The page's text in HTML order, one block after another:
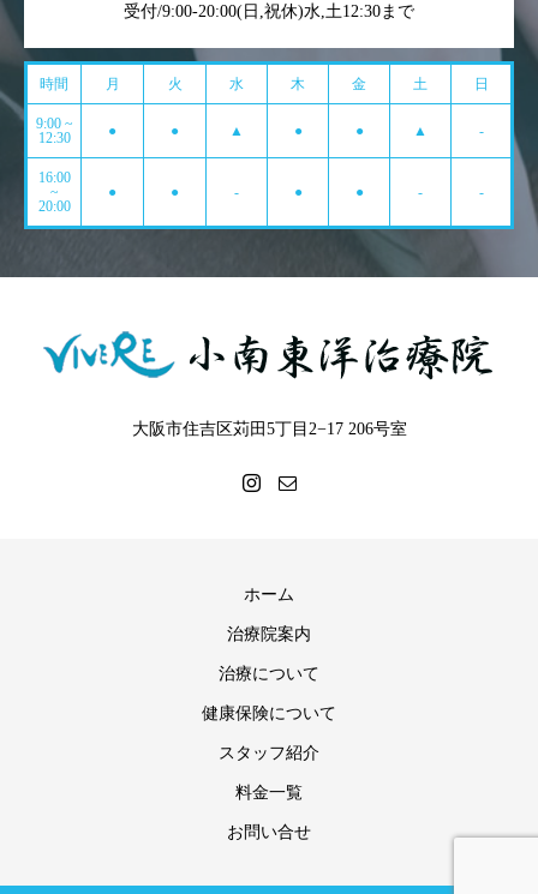
受付/9:00-20:00(日,祝休)水,土12:30まで
時間 月 火 水 木 金 土 日
9:00 ~
12:30
● ● ▲ ● ● ▲ -
16:00
~
20:00
● ● - ● ● - -
大阪市住吉区苅田5丁目2−17 206号室
ホーム
治療院案内
治療について
健康保険について
スタッフ紹介
料金一覧
お問い合せ